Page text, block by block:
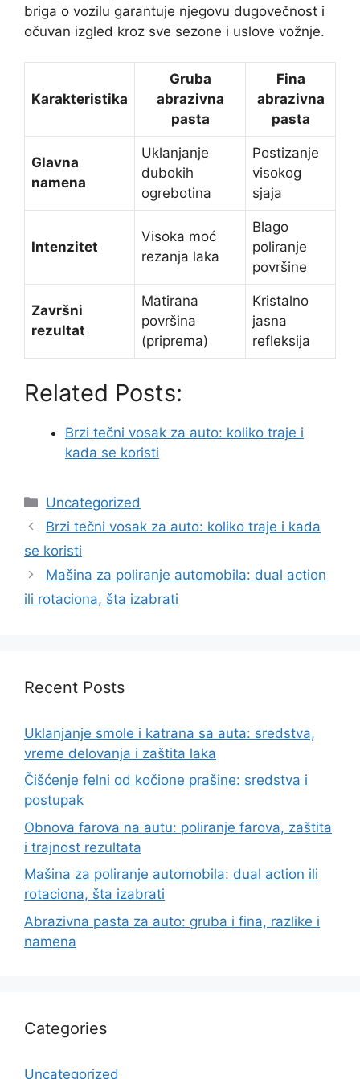
briga o vozilu garantuje njegovu dugovečnost i
očuvan izgled kroz sve sezone i uslove vožnje.
Karakteristika
Gruba
abrazivna
pasta
Fina
abrazivna
pasta
Glavna
namena
Uklanjanje
dubokih
ogrebotina
Postizanje
visokog
sjaja
Intenzitet
Visoka moć
rezanja laka
Blago
poliranje
površine
Završni
rezultat
Matirana
površina
(priprema)
Kristalno
jasna
refleksija
Related Posts:
Brzi tečni vosak za auto: koliko traje i
kada se koristi
Categories
Uncategorized
Brzi tečni vosak za auto: koliko traje i kada
se koristi
Mašina za poliranje automobila: dual action
ili rotaciona, šta izabrati
Recent Posts
Uklanjanje smole i katrana sa auta: sredstva,
vreme delovanja i zaštita laka
Čišćenje felni od kočione prašine: sredstva i
postupak
Obnova farova na autu: poliranje farova, zaštita
i trajnost rezultata
Mašina za poliranje automobila: dual action ili
rotaciona, šta izabrati
Abrazivna pasta za auto: gruba i fina, razlike i
namena
Categories
Uncategorized